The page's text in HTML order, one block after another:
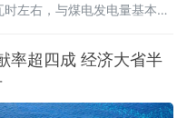
左右，与煤电发电量基本相
全产业链总投资规模预计超过
率超四成 经济大省半